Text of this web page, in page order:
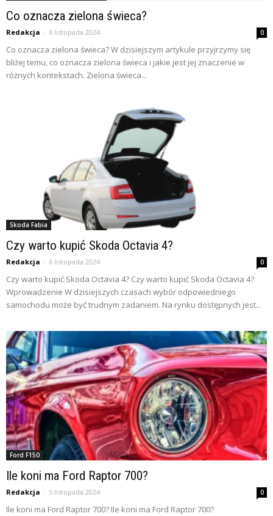
Co oznacza zielona świeca?
Redakcja - 6 listopada 2024 0
Co oznacza zielona świeca? W dzisiejszym artykule przyjrzymy się
bliżej temu, co oznacza zielona świeca i jakie jest jej znaczenie w
różnych kontekstach. Zielona świeca...
Skoda Fabia
Czy warto kupić Skoda Octavia 4?
Redakcja - 6 listopada 2024 0
Czy warto kupić Skoda Octavia 4? Czy warto kupić Skoda Octavia 4?
Wprowadzenie W dzisiejszych czasach wybór odpowiedniego
samochodu może być trudnym zadaniem. Na rynku dostępnych jest...
Ford F150
Ile koni ma Ford Raptor 700?
Redakcja - 5 listopada 2024 0
Ile koni ma Ford Raptor 700? Ile koni ma Ford Raptor 700?